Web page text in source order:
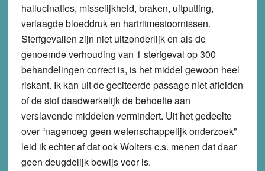
hallucinaties, misselijkheid, braken, uitputting,
verlaagde bloeddruk en hartritmestoornissen.
Sterfgevallen zijn niet uitzonderlijk en als de
genoemde verhouding van 1 sterfgeval op 300
behandelingen correct is, is het middel gewoon heel
riskant. Ik kan uit de geciteerde passage niet afleiden
of de stof daadwerkelijk de behoefte aan
verslavende middelen vermindert. Uit het gedeelte
over “nagenoeg geen wetenschappelijk onderzoek”
leid ik echter af dat ook Wolters c.s. menen dat daar
geen deugdelijk bewijs voor is.